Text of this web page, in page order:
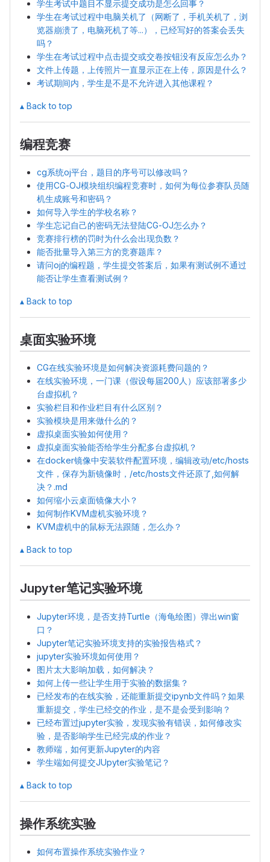
学生考试中题目不显示提交成功是怎么回事？
学生在考试过程中电脑关机了（网断了，手机关机了，浏
览器崩溃了，电脑死机了等...），已经写好的答案会丢失
吗？
学生在考试过程中点击提交或交卷按钮没有反应怎么办？
文件上传题，上传照片一直显示正在上传，原因是什么？
考试期间内，学生是不是不允许进入其他课程？
▴ Back to top
编程竞赛
cg系统oj平台，题目的序号可以修改吗？
使用CG-OJ模块组织编程竞赛时，如何为每位参赛队员随
机生成账号和密码？
如何导入学生的学校名称？
学生忘记自己的密码无法登陆CG-OJ怎么办？
竞赛排行榜的罚时为什么会出现负数？
能否批量导入第三方的竞赛题库？
请问oj的编程题，学生提交答案后，如果有测试例不通过
能否让学生查看测试例？
▴ Back to top
桌面实验环境
CG在线实验环境是如何解决资源耗费问题的？
在线实验环境，一门课（假设每届200人）应该部署多少
台虚拟机？
实验栏目和作业栏目有什么区别？
实验模块是用来做什么的？
虚拟桌面实验如何使用？
虚拟桌面实验能否给学生分配多台虚拟机？
在docker镜像中安装软件配置环境，编辑改动/etc/hosts
文件，保存为新镜像时，/etc/hosts文件还原了,如何解
决？.md
如何缩小云桌面镜像大小？
如何制作KVM虚机实验环境？
KVM虚机中的鼠标无法跟随，怎么办？
▴ Back to top
Jupyter笔记实验环境
Jupyter环境，是否支持Turtle（海龟绘图）弹出win窗
口？
Jupyter笔记实验环境支持的实验报告格式？
jupyter实验环境如何使用？
图片太大影响加载，如何解决？
如何上传一些让学生用于实验的数据集？
已经发布的在线实验，还能重新提交ipynb文件吗？如果
重新提交，学生已经交的作业，是不是会受到影响？
已经布置过jupyter实验，发现实验有错误，如何修改实
验，是否影响学生已经完成的作业？
教师端，如何更新Jupyter的内容
学生端如何提交JUpyter实验笔记？
▴ Back to top
操作系统实验
如何布置操作系统实验作业？